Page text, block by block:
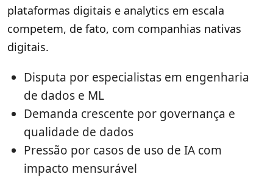
plataformas digitais e analytics em escala
competem, de fato, com companhias nativas
digitais.
Disputa por especialistas em engenharia
de dados e ML
Demanda crescente por governança e
qualidade de dados
Pressão por casos de uso de IA com
impacto mensurável